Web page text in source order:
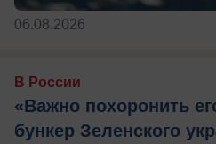
06.08.2026
В России
«Важно похоронить
бункер Зеленского